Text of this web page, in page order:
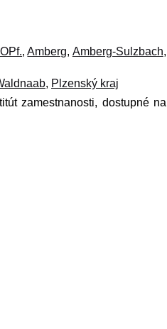
,Amberg, Amberg-Sulzbach,
, Plzenský kraj
zamestnanosti, dostupné na